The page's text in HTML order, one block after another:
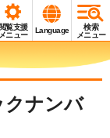
閲覧支援
メニュー
Language
検索
メニュー
ナンバ